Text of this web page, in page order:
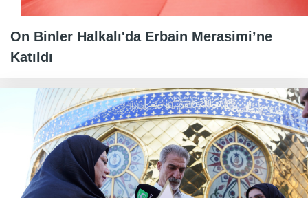
On Binler Halkalı'da Erbain Merasimi’ne
Katıldı